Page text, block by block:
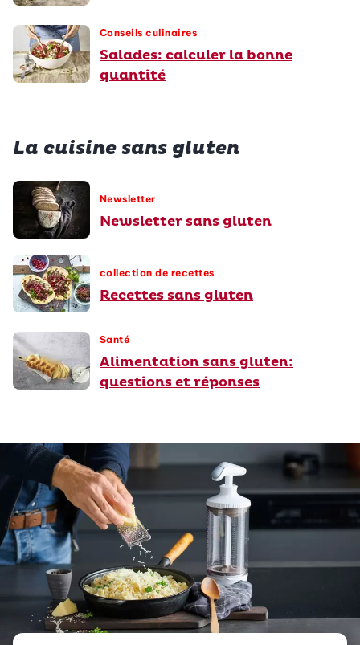
Conseils culinaires
Salades: calculer la bonne
quantité
La cuisine sans gluten
Newsletter
Newsletter sans gluten
collection de recettes
Recettes sans gluten
Santé
Alimentation sans gluten:
questions et réponses